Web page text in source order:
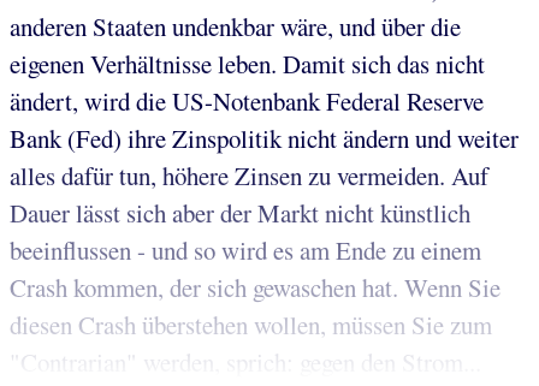
anderen Staaten undenkbar wäre, und über die
eigenen Verhältnisse leben. Damit sich das nicht
ändert, wird die US-Notenbank Federal Reserve
Bank (Fed) ihre Zinspolitik nicht ändern und weiter
alles dafür tun, höhere Zinsen zu vermeiden. Auf
Dauer lässt sich aber der Markt nicht künstlich
beeinflussen - und so wird es am Ende zu einem
Crash kommen, der sich gewaschen hat. Wenn Sie
diesen Crash überstehen wollen, müssen Sie zum
"Contrarian" werden, sprich: gegen den Strom...